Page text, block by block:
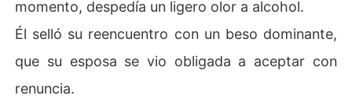
momento, despedía un ligero olor a alcohol.
Él selló su reencuentro con un beso dominante,
que su esposa se vio obligada a aceptar con
renuncia.